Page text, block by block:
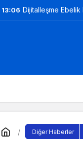
13:06 Dijitalleşme
Diğer Haberler